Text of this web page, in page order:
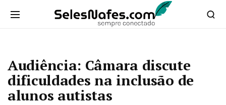
Audiência: Câmara discute
dificuldades na inclusão de
alunos autistas